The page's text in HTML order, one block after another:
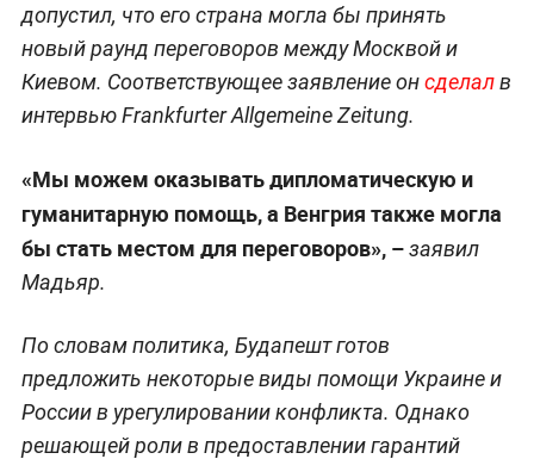
допустил, что его страна могла бы принять
новый раунд переговоров между Москвой и
Киевом. Соответствующее заявление онсделалв
интервью Frankfurter Allgemeine Zeitung.
«Мы можем оказывать дипломатическую и
гуманитарную помощь, а Венгрия также могла
бы стать местом для переговоров», –заявил
Мадьяр.
По словам политика, Будапешт готов
предложить некоторые виды помощи Украине и
России в урегулировании конфликта. Однако
решающей роли в предоставлении гарантий